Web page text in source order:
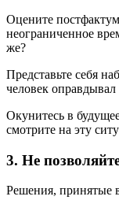
Оцените
неограниченное
же?
Представьте себя
человек
Окунитесь в
смотрите на эту
3. Не
Решения, принятые